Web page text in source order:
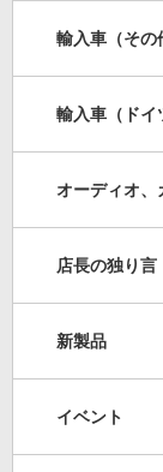
輸入車（その
輸入車（ドイ
オーディオ、
店長の独り言
新製品
イベント